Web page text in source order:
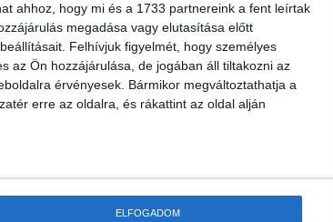
ahhoz, hogy mi és a 1733 partnereink a fent leírtak
megadása vagy elutasítása előtt
Felhívjuk figyelmét, hogy személyes
az Ön hozzájárulása, de jogában áll tiltakozni az
érvényesek. Bármikor megváltoztathatja a
erre az oldalra, és rákattint az oldal alján
ELFOGADOM
szerezhetik
Digital Center 2026.
A munkavállalók
munkában, ám
szervezetnél
világos
különösen ott
üzleti